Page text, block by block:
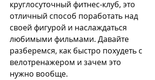
круглосуточный фитнес-клуб, это
отличный способ поработать над
своей фигурой и наслаждаться
любимыми фильмами. Давайте
разберемся, как быстро похудеть с
велотренажером и зачем это
нужно вообще.